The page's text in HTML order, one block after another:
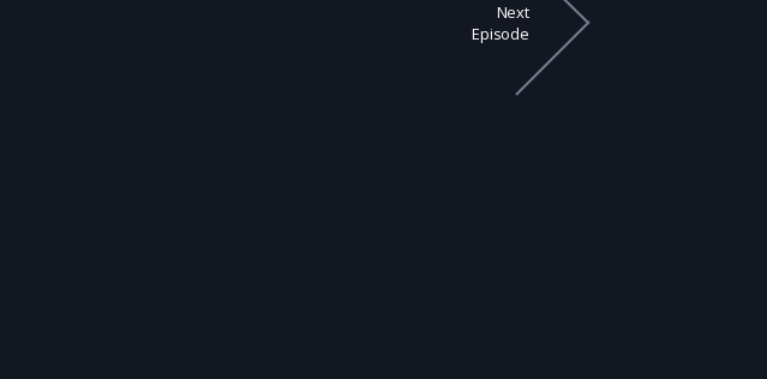
Next
Episode